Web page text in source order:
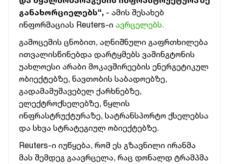
განახორციელებს“, - ამის შესახებ
ინფორმაციას Reuters-ი ავრცელებს.
გამოცემის ცნობით, აღნიშნული გაფრთხილება
ითვალისწინებდა დარტყმებს ვაშინგტონის
უახლოესი არაბი მოკავშირეების ენერგეტიკულ
ობიექტებზე, ნავთობის საბადოებზე,
გადამამუშავებელ ქარხნებზე,
ელექტროქსელებზე, წყლის
ინფრასტრუქტურაზე, სატრანსპორტო ქსელებსა
და სხვა სტრატეგიულ ობიექტებზე.
Reuters-ი იუწყება, რომ ეს გზავნილი ირანმა
მას შემდეგ გაავრცელა, რაც დონალდ ტრამპმა